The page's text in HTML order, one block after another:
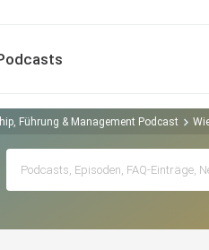
Führung & Management Podcast